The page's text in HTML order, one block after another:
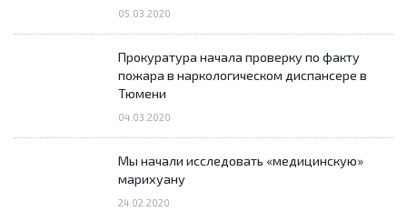
05.03.2020
Прокуратура начала проверку по факту
пожара в наркологическом диспансере в
Тюмени
04.03.2020
Мы начали исследовать «медицинскую»
марихуану
24.02.2020